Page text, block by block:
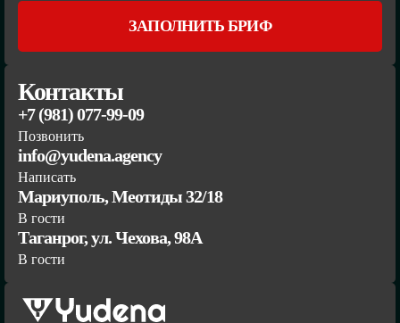
ЗАПОЛНИТЬ БРИФ
Контакты
+7 (981) 077-99-09
Позвонить
info@yudena.agency
Написать
Мариуполь, Меотиды 32/18
В гости
Таганрог, ул. Чехова, 98А
В гости